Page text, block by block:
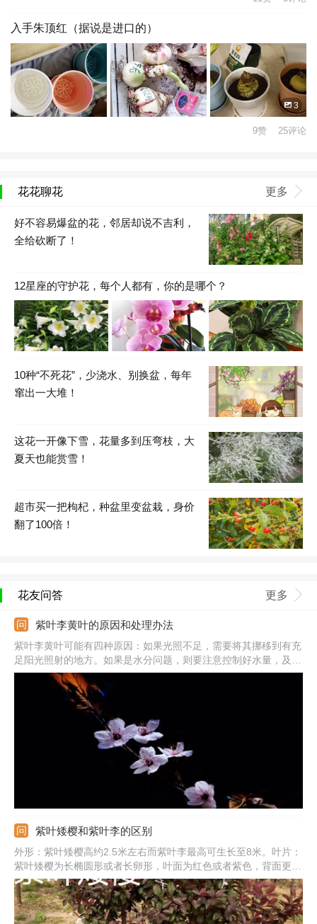
入手朱顶红（据说是进口的）
3
9赞 25评论
花花聊花 更多
好不容易爆盆的花，邻居却说不吉利，
全给砍断了！
12星座的守护花，每个人都有，你的是哪个？
10种“不死花”，少浇水、别换盆，每年
窜出一大堆！
这花一开像下雪，花量多到压弯枝，大
夏天也能赏雪！
超市买一把枸杞，种盆里变盆栽，身价
翻了100倍！
花友问答 更多
紫叶李黄叶的原因和处理办法
紫叶李黄叶可能有四种原因：如果光照不足，需要将其挪移到有充
足阳光照射的地方。如果是水分问题，则要注意控制好水量，及时
浇水，但不宜太多，另外雨季要注意停止浇水。如果是施肥不当，
则要注意及时施肥或者补充水分冲淡肥料。如果是土壤问题，则要
更换合适的肥沃的酸性土壤。
紫叶矮樱和紫叶李的区别
外形：紫叶矮樱高约2.5米左右而紫叶李最高可生长至8米。叶片：
紫叶矮樱为长椭圆形或者长卵形，叶面为红色或者紫色，背面更
红。而紫叶李为卵形、椭圆形或者倒卵形，上面为深绿色，下面的
更淡。花色：紫叶矮樱为淡粉红而紫叶李花为白色。